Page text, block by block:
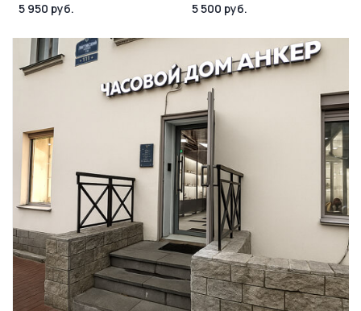
5 950 руб.
5 500 руб.